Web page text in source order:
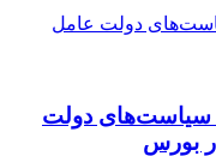
سیاست‌های دولت
بورس